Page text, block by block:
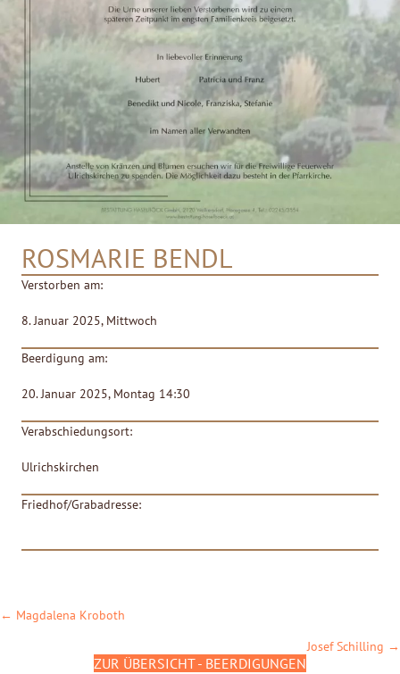
ROSMARIE BENDL
Verstorben am:
8. Januar 2025, Mittwoch
Beerdigung am:
20. Januar 2025, Montag 14:30
Verabschiedungsort:
Ulrichskirchen
Friedhof/Grabadresse:
POSTS
NAVIGATION
← Magdalena Kroboth
Josef Schilling →
ZUR ÜBERSICHT - BEERDIGUNGEN